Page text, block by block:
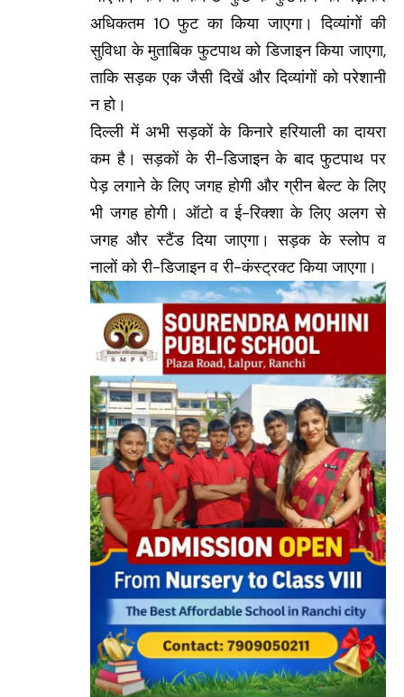
अधिकतम 10 फुट का किया जाएगा। दिव्यांगों की
सुविधा के मुताबिक फुटपाथ को डिजाइन किया जाएगा,
ताकि सड़क एक जैसी दिखें और दिव्यांगों को परेशानी
न हो।
दिल्ली में अभी सड़कों के किनारे हरियाली का दायरा
कम है। सड़कों के री-डिजाइन के बाद फुटपाथ पर
पेड़ लगाने के लिए जगह होगी और ग्रीन बेल्ट के लिए
भी जगह होगी। ऑटो व ई-रिक्शा के लिए अलग से
जगह और स्टैंड दिया जाएगा। सड़क के स्लोप व
नालों को री-डिजाइन व री-कंस्ट्रक्ट किया जाएगा।